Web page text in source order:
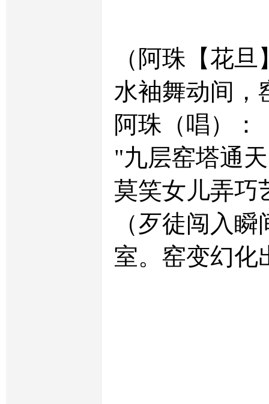
（阿珠【花
水袖舞动间，
阿珠（唱）：
"九层窑塔通
莫笑女儿弄巧
（歹徒闯入
室。窑变幻化